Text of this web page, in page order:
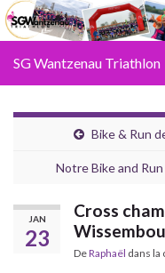
SG Wantzenau Triathlon
Bike & Run
Notre Bike and
JAN
23
Cross
DeRaphaël dans la